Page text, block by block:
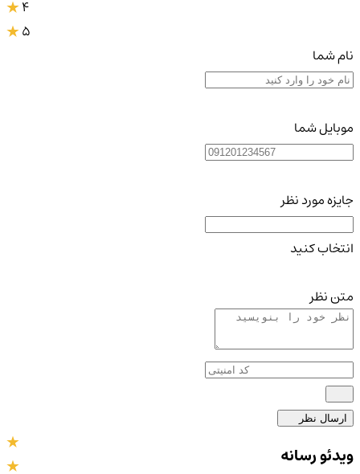
4
5
نام شما
موبایل شما
جایزه مورد نظر
انتخاب کنید
متن نظر
ارسال نظر
ویدئو رسانه